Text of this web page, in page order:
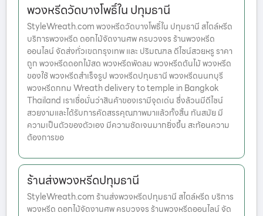
พวงหรีดวัดบางโพธิ์ใน ปทุมธานี
StyleWreath.com พวงหรีดวัดบางโพธิ์ใน ปทุมธานี สไตล์หรีด
บริการพวงหรีด ดอกไม้จัดงานศพ ครบวงจร ร้านพวงหรีด
ออนไลน์ จัดส่งทั่วเขตกรุงเทพ และ ปริมณฑล ดีไซน์สวยหรู ราคา
ถูก พวงหรีดดอกไม้สด พวงหรีดพัดลม พวงหรีดต้นไม้ พวงหรีด
ของใช้ พวงหรีดสำเร็จรูป พวงหรีดปทุมธานี พวงหรีดนนทบุรี
พวงหรีดกทม Wreath delivery to temple in Bangkok
Thailand เราเชื่อมั่นว่าสินค้าของเรามีจุดเด่น ซึ่งล้วนมีดีไซน์
สวยงามและได้รับการคัดสรรคุณภาพมาแล้วทั้งสิ้น ทันสมัย มี
ความเป็นตัวของตัวเอง มีความชัดเจนมากยิ่งขึ้น สะท้อนความ
ต้องการขอ
ร้านส่งพวงหรีดปทุมธานี
StyleWreath.com ร้านส่งพวงหรีดปทุมธานี สไตล์หรีด บริการ
พวงหรีด ดอกไม้จัดงานศพ ครบวงจร ร้านพวงหรีดออนไลน์ จัด